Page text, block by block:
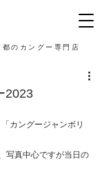
のカングー専門店
2023
カングージャンボリ
写真中心ですが当日の